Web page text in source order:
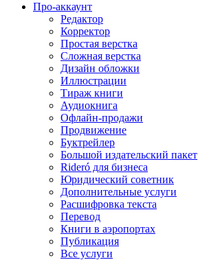
Про-аккаунт
Редактор
Корректор
Простая верстка
Сложная верстка
Дизайн обложки
Иллюстрации
Тираж книги
Аудиокнига
Офлайн-продажи
Продвижение
Буктрейлер
Большой издательский пакет
Rideró для бизнеса
Юридический советник
Дополнительные услуги
Расшифровка текста
Перевод
Книги в аэропортах
Публикация
Все услуги